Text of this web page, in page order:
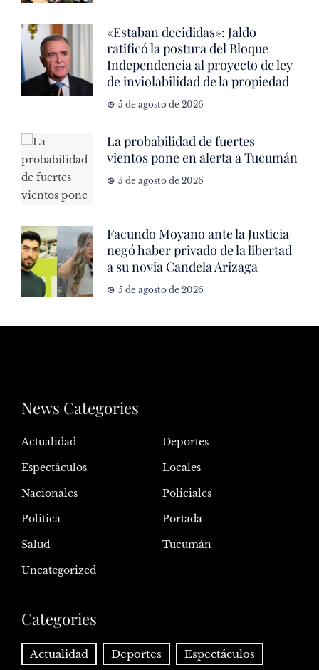
«Estaban decididas»: Jaldo
ratificó la postura del Bloque
Independencia al proyecto de ley
de inviolabilidad de la propiedad
5 de agosto de 2026
La probabilidad de fuertes
vientos pone en alerta a Tucumán
5 de agosto de 2026
Facundo Moyano ante la Justicia
negó haber privado de la libertad
a su novia Candela Arizaga
5 de agosto de 2026
News Categories
Actualidad
Deportes
Espectáculos
Locales
Nacionales
Policiales
Politica
Portada
Salud
Tucumán
Uncategorized
Categories
Actualidad Deportes Espectáculos